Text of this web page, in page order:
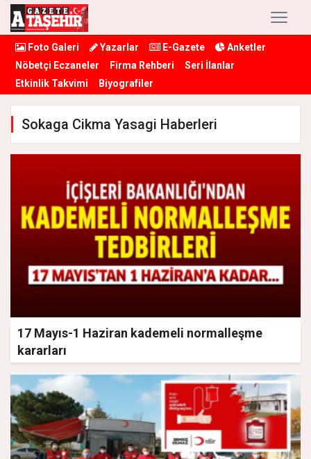
Foto Galeri Yazarlar E-Gazete
Anketler
Nöbetçi Eczaneler
Firma Rehberi
Seri İlanlar
Etkinlik Takvimi
Biyografiler
Sokaga Cikma Yasagi Haberleri
17 Mayıs-1 Haziran kademeli normalleşme
kararları